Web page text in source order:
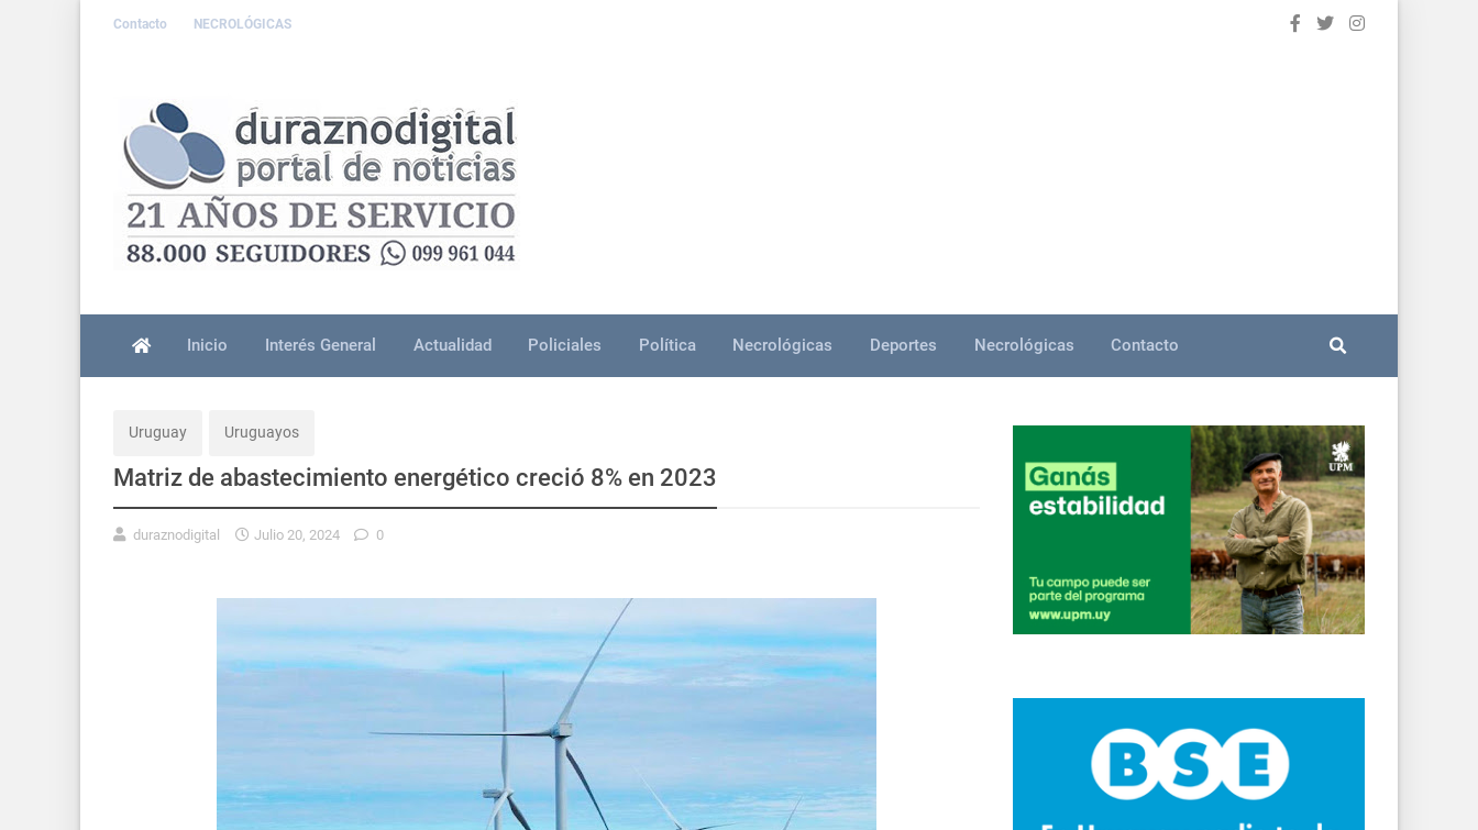
Contacto NECROLÓGICAS
Inicio Interés General Actualidad Policiales Política Necrológicas Deportes Necrológicas Contacto
Uruguay Uruguayos
Matriz de abastecimiento energético creció 8% en 2023
duraznodigital Julio 20, 2024 0